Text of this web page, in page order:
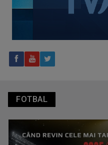
Tenis internațional la Târgu
FOTBAL